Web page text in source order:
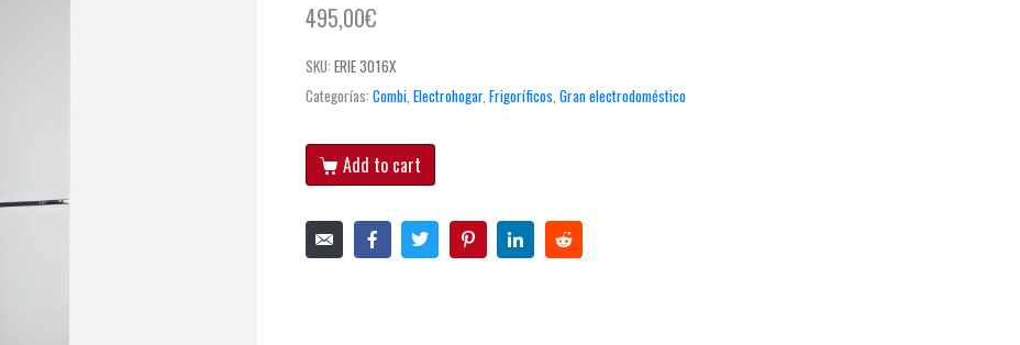
495,00€
SKU: ERIE 3016X
Categorías: Combi, Electrohogar, Frigoríficos, Gran electrodoméstico
Add to cart